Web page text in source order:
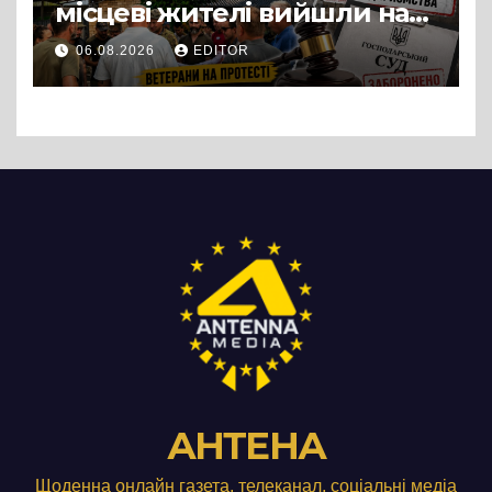
місцеві жителі вийшли на
протест до стін
підприємства ТОВ «Омега
Три», що займається
06.08.2026 EDITOR
АНТЕНА
Щоденна онлайн газета, телеканал, соціальні медіа